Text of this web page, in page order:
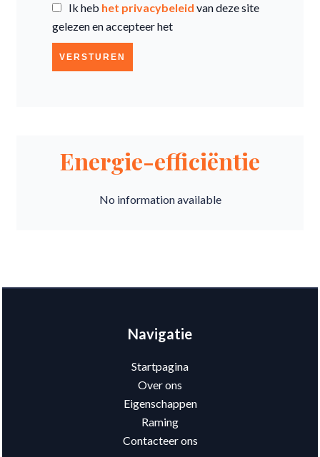
Ik heb het privacybeleid van deze site
gelezen en accepteer het
VERSTUREN
Energie-efficiëntie
No information available
Navigatie
Startpagina
Over ons
Eigenschappen
Raming
Contacteer ons